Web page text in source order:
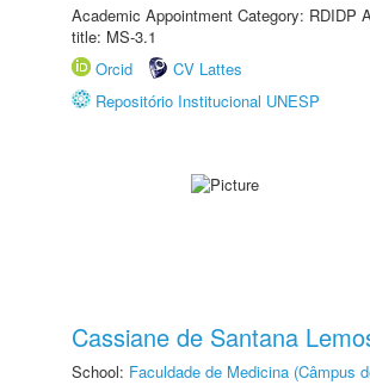
Academic Appointment Category: RDIDP
title: MS-3.1
Orcid
CV Lattes
Repositório Institucional UNESP
Cassiane de Santana
School: Faculdade de Medicina (Câmpus